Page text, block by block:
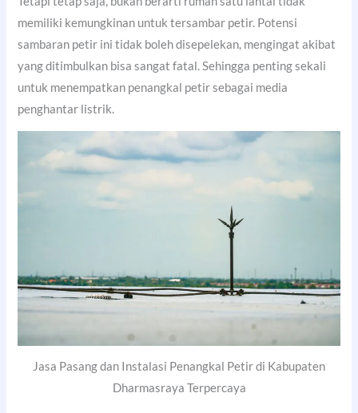
memiliki kemungkinan untuk tersambar petir. Potensi
sambaran petir ini tidak boleh disepelekan, mengingat akibat
yang ditimbulkan bisa sangat fatal. Sehingga penting sekali
untuk menempatkan penangkal petir sebagai media
penghantar listrik.
Jasa Pasang dan Instalasi Penangkal Petir di Kabupaten
Dharmasraya Terpercaya